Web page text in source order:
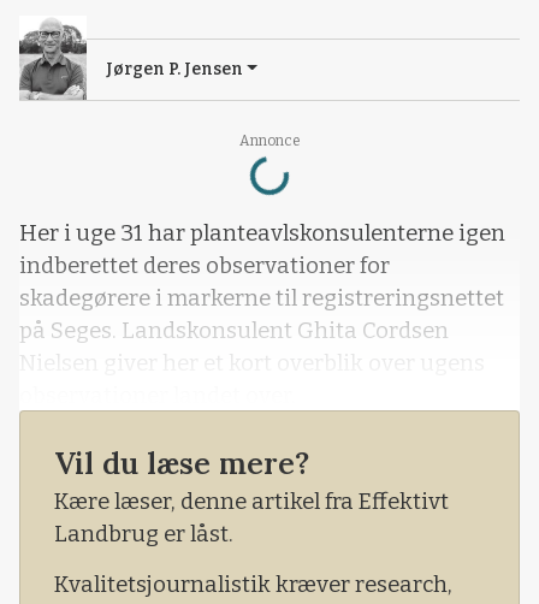
Annonce
Loading...
Jørgen P. Jensen
Her i uge 31 har planteavlskonsulenterne igen
indberettet deres observationer for
skadegørere i markerne til registreringsnettet
på Seges. Landskonsulent Ghita Cordsen
Nielsen giver her et kort overblik over ugens
Der registreres i 12 pløjede marker og 8
upløjede marker, og alle marker har forfrugt
majs. Risikoen for angreb af majsøjeplet og
majsbladplet er størst i upløjede marker med
forfrugt majs, fordi svampene overlever på
Vil du læse mere?
Kære læser, denne artikel fra Effektivt
Landbrug er låst.
Kvalitetsjournalistik kræver research,